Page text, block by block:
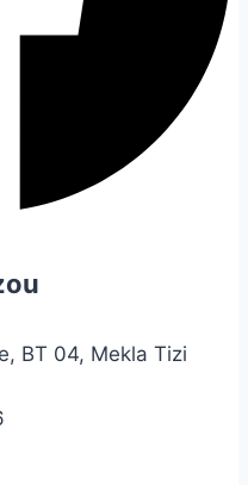
BT 04, Mekla Tizi